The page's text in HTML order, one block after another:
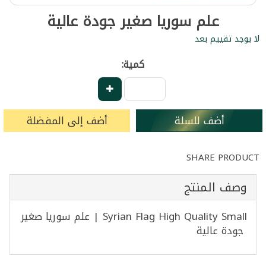
علم سوريا صغير جودة عالية
لا يوجد تقييم بعد
كمية:
أضف للسلة أضف إلى المفضلة
SHARE PRODUCT
وصف المنتج
Syrian Flag High Quality Small | علم سوريا صغير
جودة عالية